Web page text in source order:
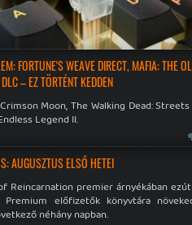
FORTUNE'S WEAVE DIRECT, MAFIA: THE
– EZ TÖRTÉNT KEDDEN
Moon, The Walking Dead:
Legend II.
AUGUSZTUS ELSŐ HETEI
Reincarnation premier árnyékában
Premium előfizetők könyvtára
néhány napban.